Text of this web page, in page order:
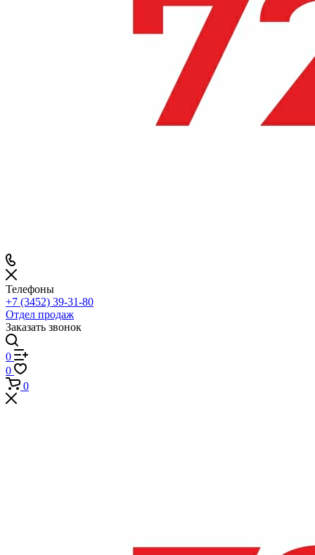
Телефоны
+7 (3452) 39-31-80
Отдел продаж
Заказать звонок
0
0
0